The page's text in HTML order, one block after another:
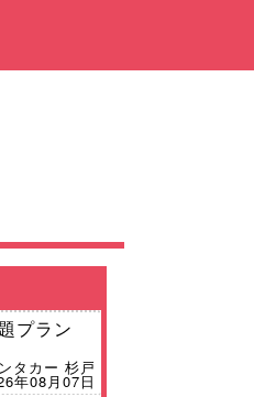
プラン
タカー 杉戸
年08月07日